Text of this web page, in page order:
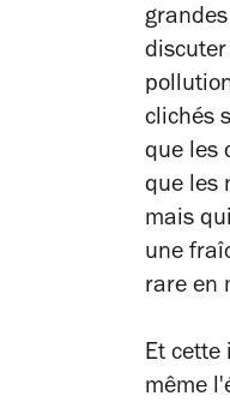
clichés
que les
que les
mais
une
rare en
Et cette
même